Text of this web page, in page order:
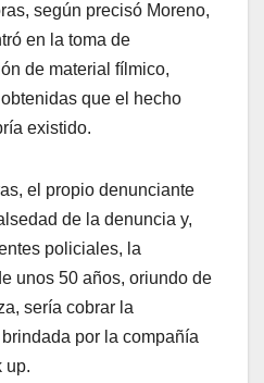
según precisó Moreno,
en la toma de
de material fílmico,
que el hecho
existido.
el propio denunciante
de la denuncia y,
policiales, la
unos 50 años, oriundo de
sería cobrar la
por la compañía
up.